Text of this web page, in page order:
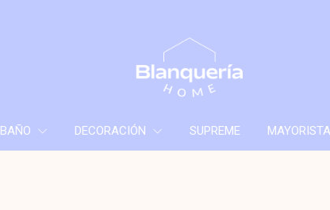
BAÑO DECORACIÓN SUPREME